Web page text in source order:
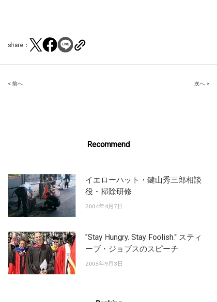
share：
Post
< 前へ 次へ >
Recommend
イエローハット・鍵山秀三郎相談
役・掃除研修
2004年4月7日
"Stay Hungry. Stay Foolish." スティ
ーブ・ジョブスのスピーチ
2005年9月3日